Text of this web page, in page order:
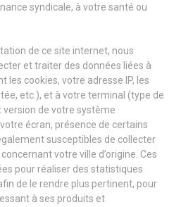
syndicale, à votre santé ou
de ce site internet, nous
et traiter des données liées à
cookies, votre adresse IP, les
etc.), et à votre terminal (type de
de votre système
écran, présence de certains
susceptibles de collecter
votre ville d’origine. Ces
pour réaliser des statistiques
de le rendre plus pertinent, pour
à ses produits et